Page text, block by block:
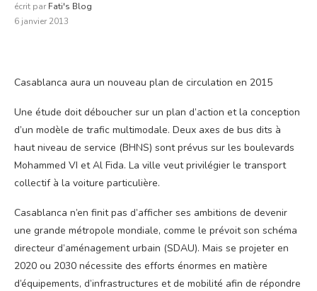
écrit par Fati's Blog
6 janvier 2013
Casablanca aura un nouveau plan de circulation en 2015
Une étude doit déboucher sur un plan d’action et la conception
d’un modèle de trafic multimodale. Deux axes de bus dits à
haut niveau de service (BHNS) sont prévus sur les boulevards
Mohammed VI et Al Fida. La ville veut privilégier le transport
collectif à la voiture particulière.
Casablanca n’en finit pas d’afficher ses ambitions de devenir
une grande métropole mondiale, comme le prévoit son schéma
directeur d’aménagement urbain (SDAU). Mais se projeter en
2020 ou 2030 nécessite des efforts énormes en matière
d’équipements, d’infrastructures et de mobilité afin de répondre